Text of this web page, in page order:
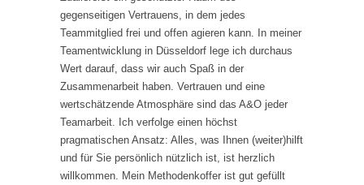
gegenseitigen Vertrauens, in dem jedes
Teammitglied frei und offen agieren kann. In meiner
Teamentwicklung in Düsseldorf lege ich durchaus
Wert darauf, dass wir auch Spaß in der
Zusammenarbeit haben. Vertrauen und eine
wertschätzende Atmosphäre sind das A&O jeder
Teamarbeit. Ich verfolge einen höchst
pragmatischen Ansatz: Alles, was Ihnen (weiter)hilft
und für Sie persönlich nützlich ist, ist herzlich
willkommen. Mein Methodenkoffer ist gut gefüllt